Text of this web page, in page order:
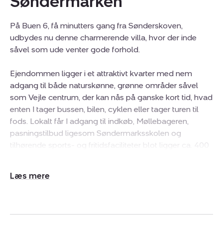
På Buen 6, få minutters gang fra Sønderskoven,
udbydes nu denne charmerende villa, hvor der inde
såvel som ude venter gode forhold.
Ejendommen ligger i et attraktivt kvarter med nem
adgang til både naturskønne, grønne områder såvel
som Vejle centrum, der kan nås på ganske kort tid, hvad
enten I tager bussen, bilen, cyklen eller tager turen til
fods. Lokalt får I adgang til indkøb, Møllebageren,
pasningstilbud ligesom Søndermarksskolen og
tilhørende sports- og fritidsfaciliteter blot ligger ca. 400
moderne med skønne detaljer. Inden døre venter en